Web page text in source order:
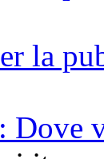
la